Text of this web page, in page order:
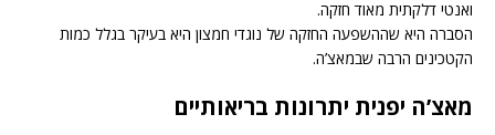
ואנטי דלקתית מאוד חזקה.
הסברה היא שההשפעה החזקה של נוגדי חמצון היא בעיקר בגלל כמות
הקטכינים הרבה שבמאצ’ה.
מאצ’ה יפנית יתרונות בריאותיים